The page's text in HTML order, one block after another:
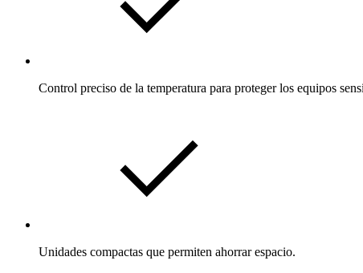
Control preciso de la temperatura para proteger los equipos
Unidades compactas que permiten ahorrar espacio.